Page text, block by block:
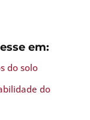
em:
do solo
do